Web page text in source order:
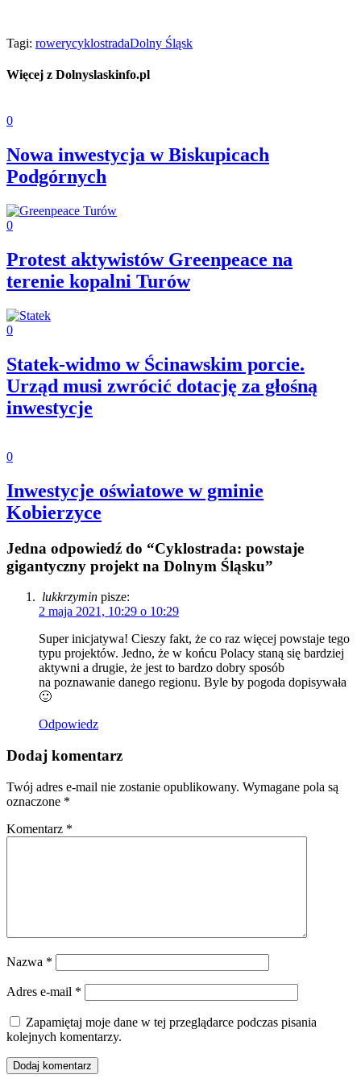
Tagi: rowerycyklostradaDolny Śląsk
Więcej z Dolnyslaskinfo.pl
0
Nowa inwestycja w Biskupicach
Podgórnych
0
Protest aktywistów Greenpeace na
terenie kopalni Turów
0
Statek-widmo w Ścinawskim porcie.
Urząd musi zwrócić dotację za głośną
inwestycje
0
Inwestycje oświatowe w gminie
Kobierzyce
Jedna odpowiedź do “Cyklostrada: powstaje
gigantyczny projekt na Dolnym Śląsku”
lukkrzymin pisze:
2 maja 2021, 10:29 o 10:29
Super inicjatywa! Cieszy fakt, że co raz więcej powstaje tego
typu projektów. Jedno, że w końcu Polacy staną się bardziej
aktywni a drugie, że jest to bardzo dobry sposób
na poznawanie danego regionu. Byle by pogoda dopisywała
🙂
Odpowiedz
Dodaj komentarz
Twój adres e-mail nie zostanie opublikowany. Wymagane pola są
oznaczone *
Komentarz *
Nazwa *
Adres e-mail *
Zapamiętaj moje dane w tej przeglądarce podczas pisania
kolejnych komentarzy.